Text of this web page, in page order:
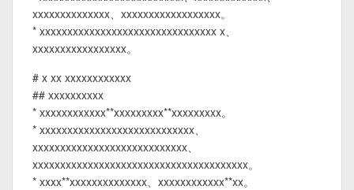
xxxxxxxxxxxxxx、xxxxxxxxxxxxxxxxxx。
* xxxxxxxxxxxxxxxxxxxxxxxxxxxxxxxx x、
xxxxxxxxxxxxxxxxx。
# x xx xxxxxxxxxxxx
## xxxxxxxxxx
* xxxxxxxxxxxx**xxxxxxxxx**xxxxxxxxx。
* xxxxxxxxxxxxxxxxxxxxxxxxxxxx、
xxxxxxxxxxxxxxxxxxxxxxxxxxxx、
xxxxxxxxxxxxxxxxxxxxxxxxxxxxxxxxxxxxxxx。
* xxxx**xxxxxxxxxxxxxx、xxxxxxxxxxxx**xx。